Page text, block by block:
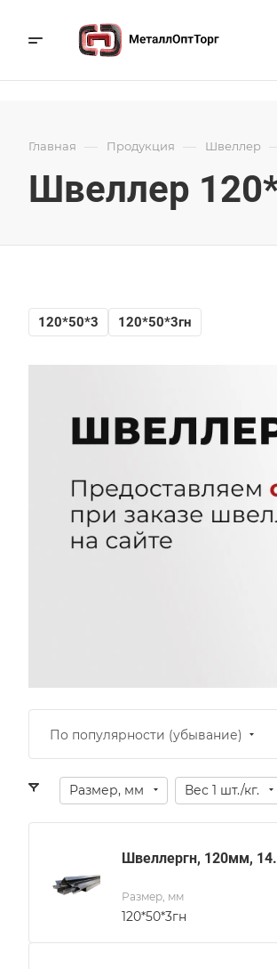
Главная — Продукция — Швеллер
Швеллер
120*50*3 120*50*3гн
По популярности (убывание)
Размер, мм Вес 1 шт./кг.
Швеллергн, 120мм,
Размер, мм
120*50*3гн